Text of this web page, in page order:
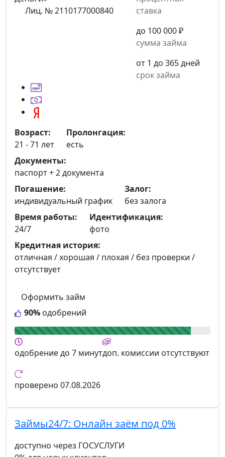
Лиц. № 2110177000840
ставка
до 100 000 ₽
сумма займа
от 1 до 365 дней
срок займа
90% одобрений
Оформить займ
Возраст:
21 - 71 лет
Пролонгация:
есть
Документы:
паспорт +2 документа
Погашение:
индивидуальный график
Залог:
без залога
Время работы:
24/7
Идентификация:
фото
Кредитная история:
отличная / хорошая / плохая / без проверки /
отсутствует
одобрениедо 7 минутдоп. комиссии отсутствуют
проверено 07.08.2026
Займы24/7: Онлайн заём под 0%
доступно через ГОСУСЛУГИ